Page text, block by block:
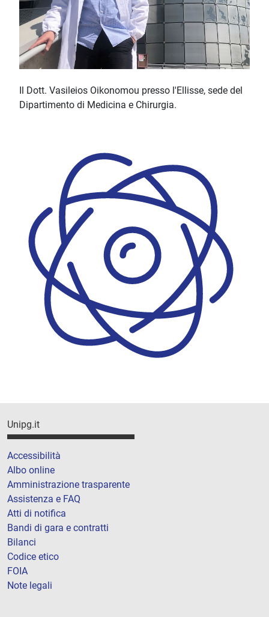
Il Dott. Vasileios Oikonomou presso l'Ellisse, sede del
Dipartimento di Medicina e Chirurgia.
Unipg.it
Accessibilità
Albo online
Amministrazione trasparente
Assistenza e FAQ
Atti di notifica
Bandi di gara e contratti
Bilanci
Codice etico
FOIA
Note legali